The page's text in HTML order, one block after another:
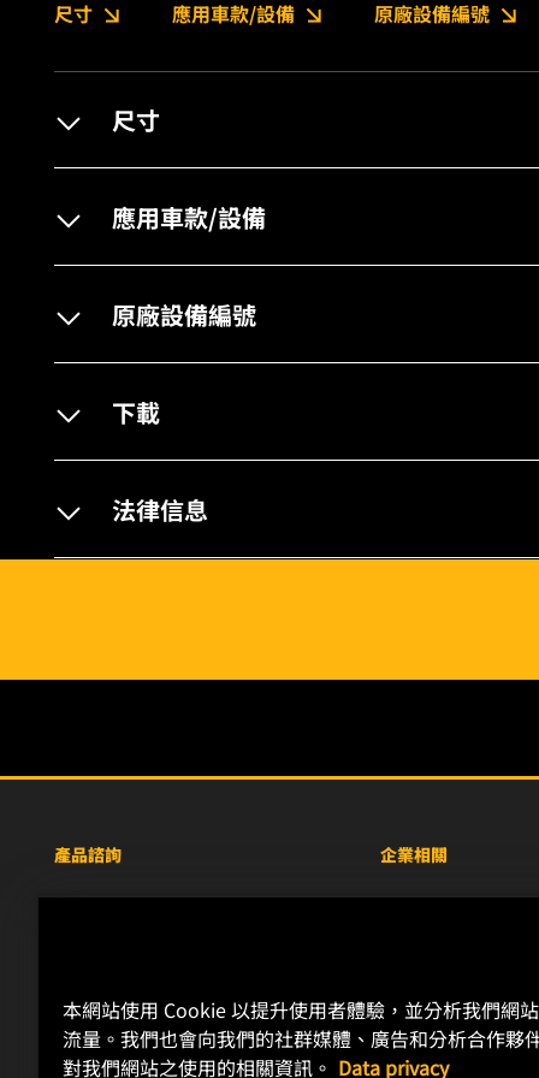
尺寸 應用車款/設備 原廠設備編號
尺寸
應用車款/設備
原廠設備編號
下載
法律信息
產品諮詢
賽車產品
企業相關
職涯發展
隱私政策
本網站使用 Cookie 以提升使用者體驗，並分析我們網
流量。我們也會向我們的社群媒體、廣告和分析合作夥
對我們網站之使用的相關資訊。 Data privacy